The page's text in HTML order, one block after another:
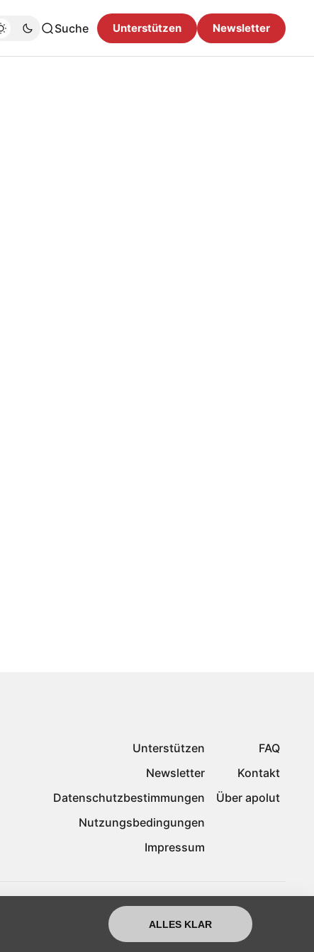
Suche Unterstützen Newsletter
Unterstützen
Newsletter
Datenschutzbestimmungen
Nutzungsbedingungen
Impressum
FAQ
Kontakt
Über apolut
ALLES KLAR